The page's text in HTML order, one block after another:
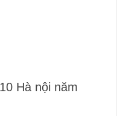
Hà nội năm